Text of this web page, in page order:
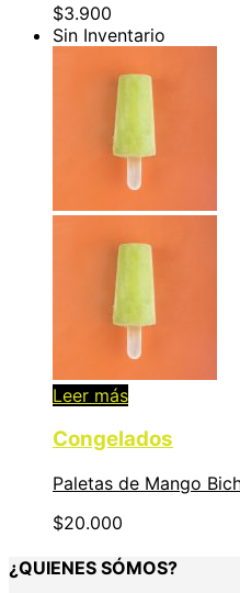
$3.900
Sin Inventario
Leer más
Congelados
Paletas de Mango
$20.000
¿QUIENES SÓMOS?